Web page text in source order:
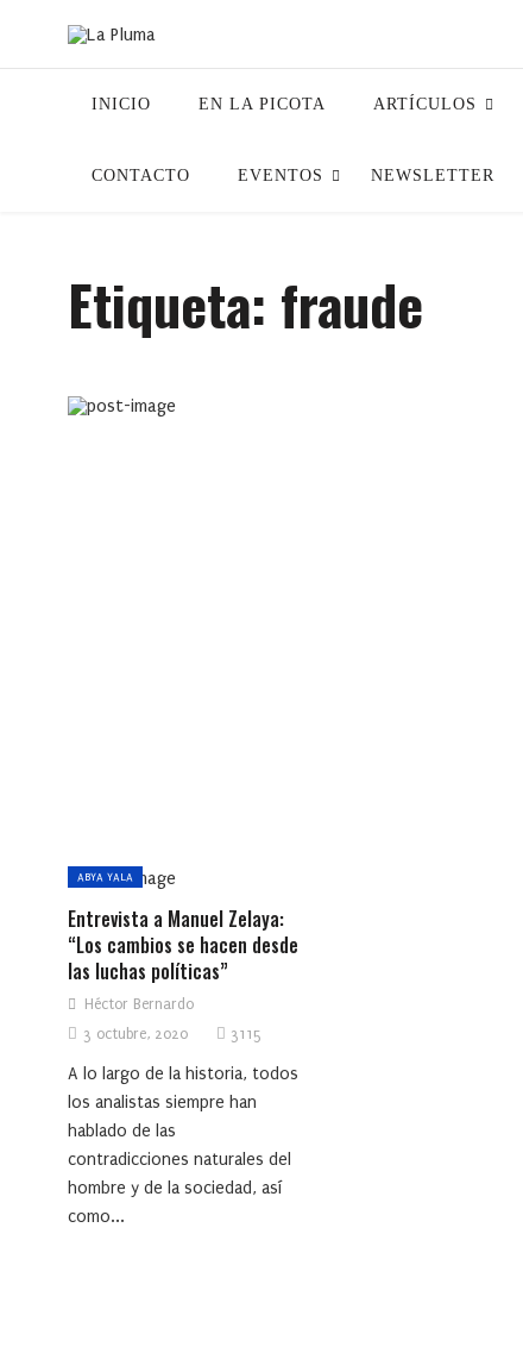
INICIO EN LA PICOTA ARTÍCULOS
CONTACTO EVENTOS NEWSLETTER
Etiqueta: fraude
ABYA YALA
Entrevista a Manuel Zelaya:
“Los cambios se hacen desde
las luchas políticas”
Héctor Bernardo
3 octubre, 2020
3115
A lo largo de la historia, todos
los analistas siempre han
hablado de las
contradicciones naturales del
hombre y de la sociedad, así
como...